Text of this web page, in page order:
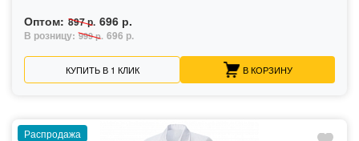
Оптом: 897 р. 696 р.
В розницу: 999 р. 696 р.
КУПИТЬ В 1 КЛИК В КОРЗИНУ
Распродажа